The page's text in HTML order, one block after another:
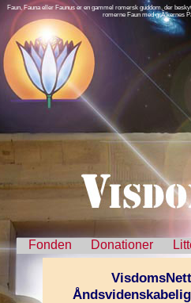
Faun, Fauna eller Faunus er en gammel romersk guddom, der
romerne Faun med grÃ¦kernes
Fonden Donationer